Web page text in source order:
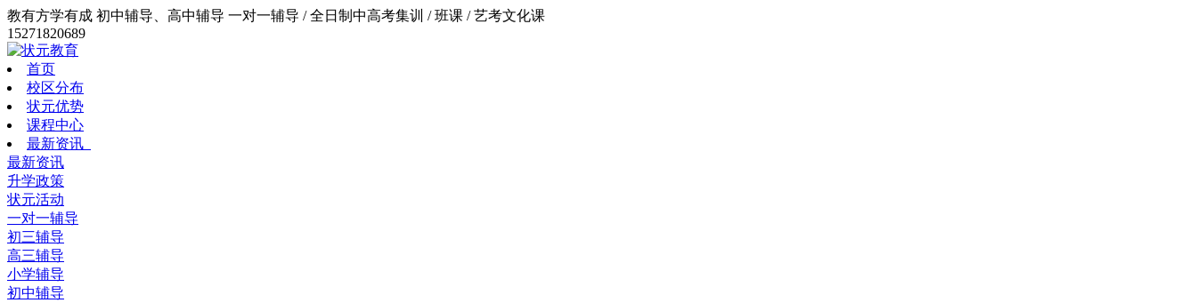
教有方学有成 初中辅导、高中辅导 一对一辅导 / 全日制中高考集训 / 班课 / 艺考文化课
15271820689
首页
校区分布
状元优势
课程中心
最新资讯
最新资讯
升学政策
状元活动
一对一辅导
初三辅导
高三辅导
小学辅导
初中辅导